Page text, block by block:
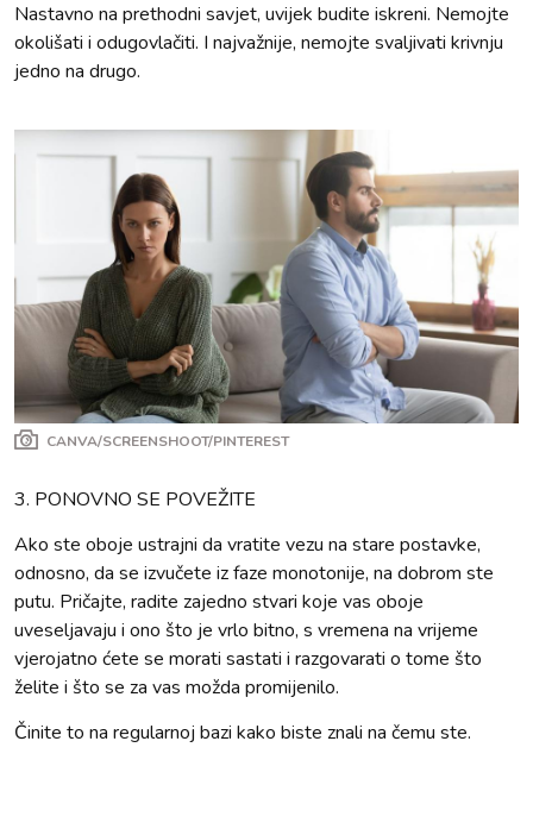
Nastavno na prethodni savjet, uvijek budite iskreni. Nemojte
okolišati i odugovlačiti. I najvažnije, nemojte svaljivati krivnju
jedno na drugo.
CANVA/SCREENSHOOT/PINTEREST
3. PONOVNO SE POVEŽITE
Ako ste oboje ustrajni da vratite vezu na stare postavke,
odnosno, da se izvučete iz faze monotonije, na dobrom ste
putu. Pričajte, radite zajedno stvari koje vas oboje
uveseljavaju i ono što je vrlo bitno, s vremena na vrijeme
vjerojatno ćete se morati sastati i razgovarati o tome što
želite i što se za vas možda promijenilo.
Činite to na regularnoj bazi kako biste znali na čemu ste.